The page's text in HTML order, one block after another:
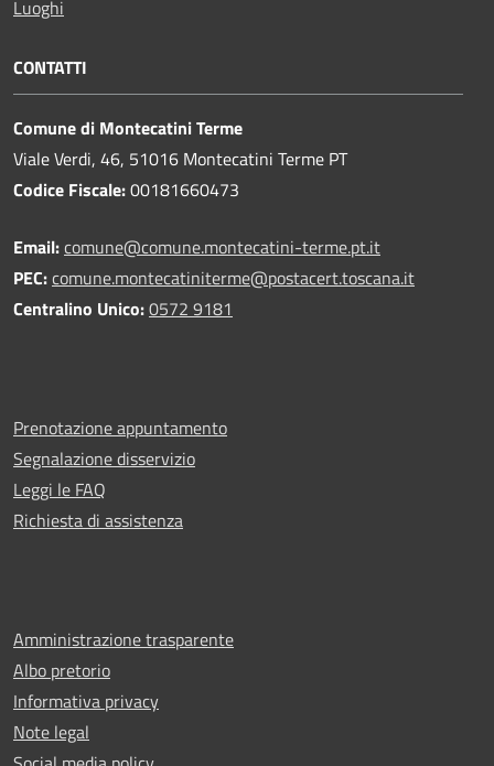
Luoghi
CONTATTI
Comune di Montecatini Terme
Viale Verdi, 46, 51016 Montecatini Terme PT
Codice Fiscale:00181660473
Email:comune@comune.montecatini-terme.pt.it
PEC:comune.montecatiniterme@postacert.toscana.it
Centralino Unico:0572 9181
Prenotazione appuntamento
Segnalazione disservizio
Leggi le FAQ
Richiesta di assistenza
Amministrazione trasparente
Albo pretorio
Informativa privacy
Note legal